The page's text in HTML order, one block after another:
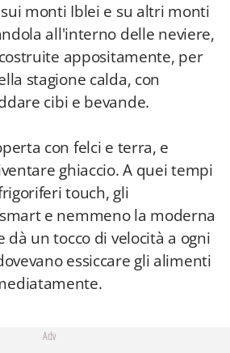
monti Iblei e su altri monti
all'interno delle neviere,
appositamente, per
stagione calda, con
cibi e bevande.
con felci e terra, e
ghiaccio. A quei tempi
touch, gli
e nemmeno la moderna
dà un tocco di velocità a ogni
essiccare gli alimenti
Adv